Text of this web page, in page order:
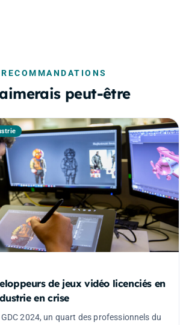
RECOMMANDATIONS
peut-être
de jeux vidéo licenciés en
en crise
2024, un quart des professionnels du